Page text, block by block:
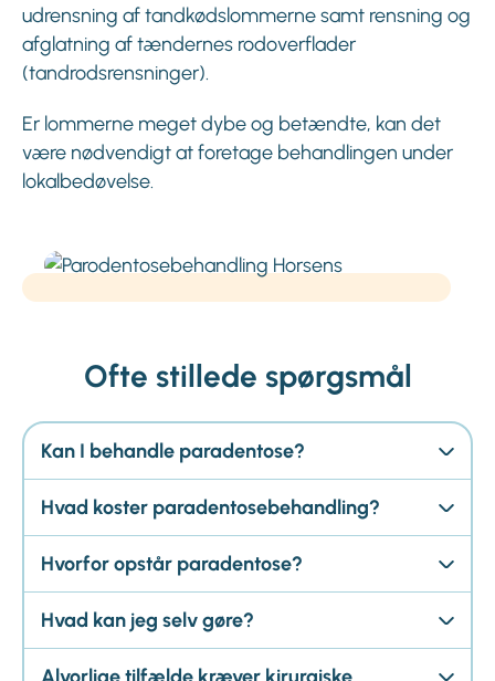
udrensning af tandkødslommerne samt rensning og
afglatning af tændernes rodoverflader
(tandrodsrensninger).
Er lommerne meget dybe og betændte, kan det
være nødvendigt at foretage behandlingen under
lokalbedøvelse.
Ofte stillede spørgsmål
Kan I behandle paradentose?
Hvad koster paradentosebehandling?
Hvorfor opstår paradentose?
Hvad kan jeg selv gøre?